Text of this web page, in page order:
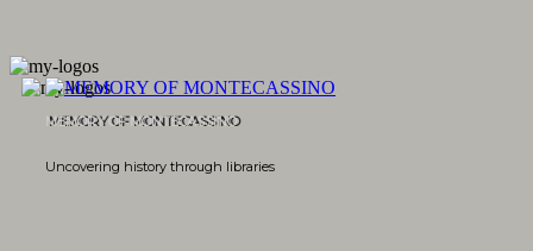
MEMORY OF MONTECASSINO
Uncovering history through libraries